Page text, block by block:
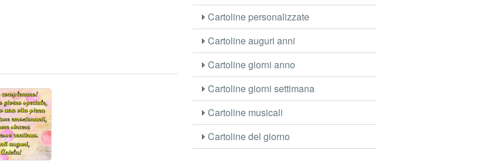
Cartoline personalizzate
Cartoline auguri anni
Cartoline giorni anno
Cartoline giorni settimana
Cartoline musicali
Cartoline del giorno